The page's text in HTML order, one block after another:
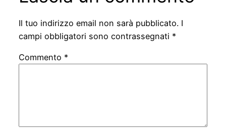
Il tuo indirizzo email non sarà pubblicato. I
campi obbligatori sono contrassegnati *
Commento *